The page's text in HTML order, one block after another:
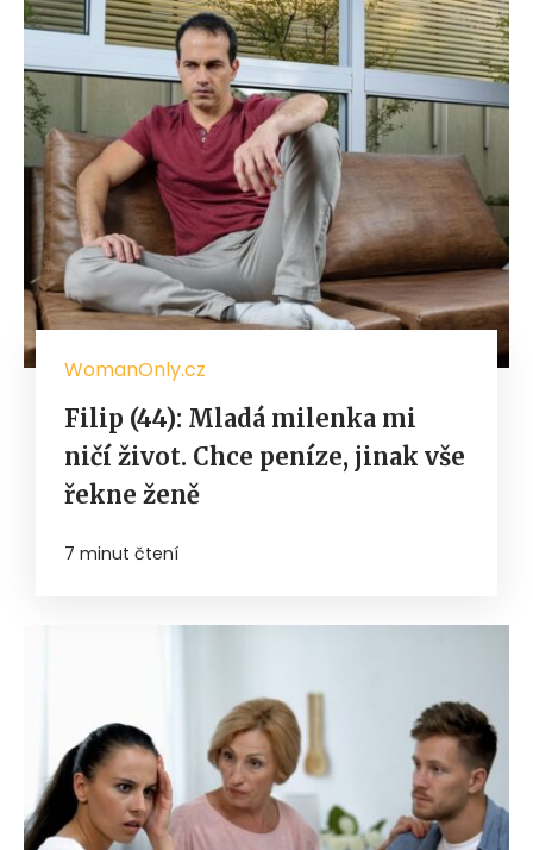
WomanOnly.cz
Filip (44): Mladá milenka mi
ničí život. Chce peníze, jinak vše
řekne ženě
7 minut čtení